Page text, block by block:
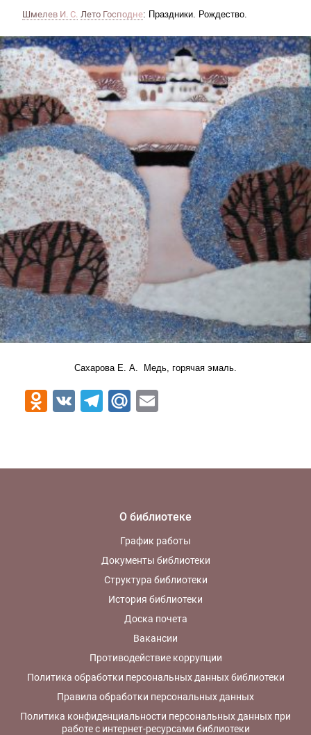
Шмелев И. С. Лето Господне: Праздники. Рождество.
Сахарова Е. А. Медь, горячая эмаль.
Odnoklassniki
VK Telegram
Mail.Ru
О библиотеке
График работы
Документы библиотеки
Структура библиотеки
История библиотеки
Доска почета
Вакансии
Противодействие коррупции
Политика обработки персональных данных библиотеки
Правила обработки персональных данных
Политика конфиденциальности персональных данных при
работе с интернет-ресурсами библиотеки